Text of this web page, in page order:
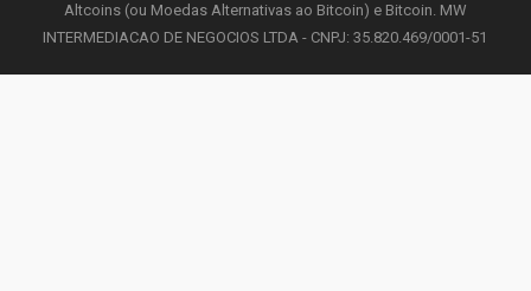
Altcoins (ou Moedas Alternativas ao Bitcoin) e Bitcoin. MW
INTERMEDIACAO DE NEGOCIOS LTDA - CNPJ: 35.820.469/0001-51